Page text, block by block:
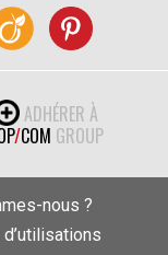
ADHÉRER À
/COM GROUP
nous ?